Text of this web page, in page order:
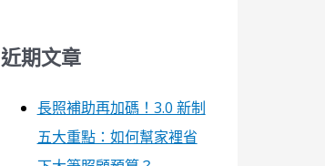
近期文章
長照補助再加碼！3.0 新制
五大重點：如何幫家裡省